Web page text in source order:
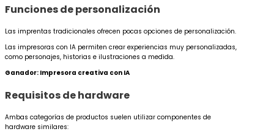
Funciones de personalización
Las imprentas tradicionales ofrecen pocas opciones de personalización.
Las impresoras con IA permiten crear experiencias muy personalizadas,
como personajes, historias e ilustraciones a medida.
Ganador: Impresora creativa con IA
Requisitos de hardware
Ambas categorías de productos suelen utilizar componentes de
hardware similares: